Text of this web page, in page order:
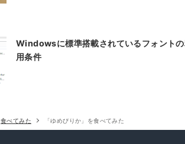
Windowsに標準搭載されているフォント
用条件
食べてみた 「ゆめぴりか」を食べてみた